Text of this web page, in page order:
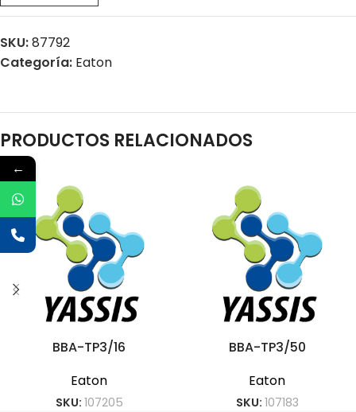
SKU:87792
Categoría: Eaton
PRODUCTOS RELACIONADOS
BBA-TP3/16
Eaton
SKU: 107205
BBA-TP3/50
Eaton
SKU: 107183
←